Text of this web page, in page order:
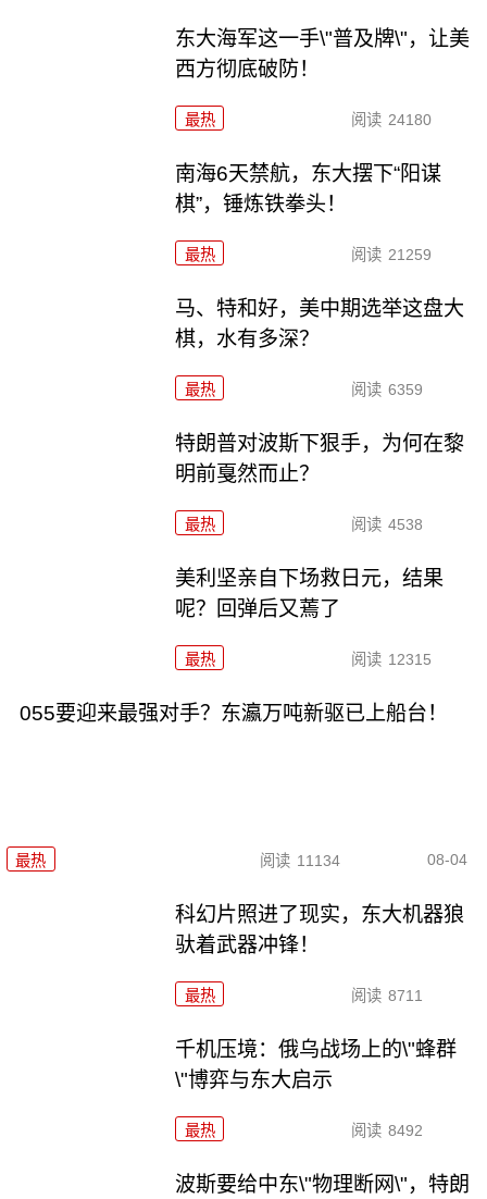
东大海军这一手\"普及牌\"，让美
西方彻底破防！
最热 阅读 24180
南海6天禁航，东大摆下“阳谋
棋”，锤炼铁拳头！
最热 阅读 21259
马、特和好，美中期选举这盘大
棋，水有多深？
最热 阅读 6359
特朗普对波斯下狠手，为何在黎
明前戛然而止？
最热 阅读 4538
美利坚亲自下场救日元，结果
呢？回弹后又蔫了
最热 阅读 12315
055要迎来最强对手？东瀛万吨新驱已上船台！
最热 阅读 11134 08-04
科幻片照进了现实，东大机器狼
驮着武器冲锋！
最热 阅读 8711
千机压境：俄乌战场上的\"蜂群
\"博弈与东大启示
最热 阅读 8492
波斯要给中东\"物理断网\"，特朗